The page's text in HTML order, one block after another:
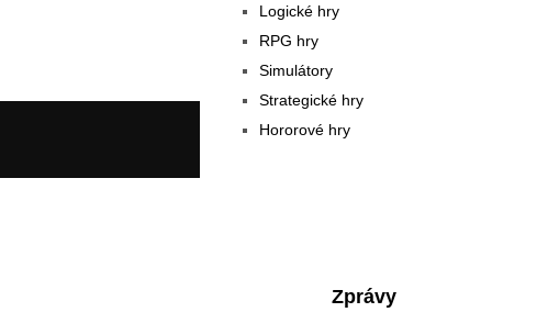
Logické hry
RPG hry
Simulátory
Strategické hry
Hororové hry
Zprávy